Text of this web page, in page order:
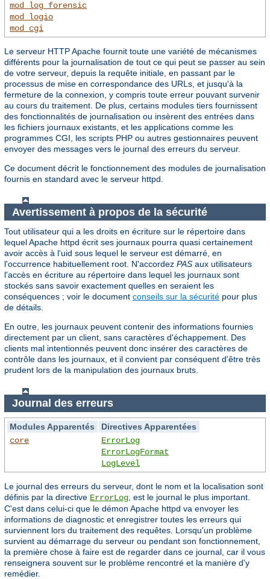
mod_log_forensic
mod_logio
mod_cgi
Le serveur HTTP Apache fournit toute une variété de mécanismes
différents pour la journalisation de tout ce qui peut se passer au sein
de votre serveur, depuis la requête initiale, en passant par le
processus de mise en correspondance des URLs, et jusqu'à la
fermeture de la connexion, y compris toute erreur pouvant survenir
au cours du traitement. De plus, certains modules tiers fournissent
des fonctionnalités de journalisation ou insèrent des entrées dans
les fichiers journaux existants, et les applications comme les
programmes CGI, les scripts PHP ou autres gestionnaires peuvent
envoyer des messages vers le journal des erreurs du serveur.
Ce document décrit le fonctionnement des modules de journalisation
fournis en standard avec le serveur httpd.
Avertissement à propos de la sécurité
Tout utilisateur qui a les droits en écriture sur le répertoire dans
lequel Apache httpd écrit ses journaux pourra quasi certainement
avoir accès à l'uid sous lequel le serveur est démarré, en
l'occurrence habituellement root. N'accordez PAS aux utilisateurs
l'accès en écriture au répertoire dans lequel les journaux sont
stockés sans savoir exactement quelles en seraient les
conséquences ; voir le document conseils sur la sécurité pour plus
de détails.
En outre, les journaux peuvent contenir des informations fournies
directement par un client, sans caractères d'échappement. Des
clients mal intentionnés peuvent donc insérer des caractères de
contrôle dans les journaux, et il convient par conséquent d'être très
prudent lors de la manipulation des journaux bruts.
Journal des erreurs
Modules Apparentés
Directives Apparentées
core
ErrorLog
ErrorLogFormat
LogLevel
Le journal des erreurs du serveur, dont le nom et la localisation sont
définis par la directive ErrorLog , est le journal le plus important.
C'est dans celui-ci que le démon Apache httpd va envoyer les
informations de diagnostic et enregistrer toutes les erreurs qui
surviennent lors du traitement des requêtes. Lorsqu'un problème
survient au démarrage du serveur ou pendant son fonctionnement,
la première chose à faire est de regarder dans ce journal, car il vous
renseignera souvent sur le problème rencontré et la manière d'y
remédier.